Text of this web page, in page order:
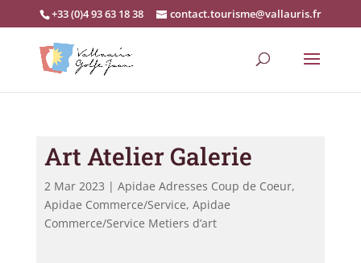
+33 (0)4 93 63 18 38 contact.tourisme@vallauris.fr
Art Atelier Galerie
2 Mar 2023 | Apidae Adresses Coup de Coeur,
Apidae Commerce/Service, Apidae
Commerce/Service Metiers d’art